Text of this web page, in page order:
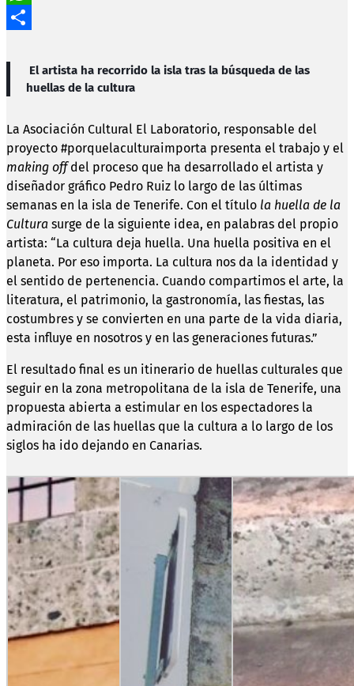
WhatsApp
El artista ha recorrido la isla tras la búsqueda de las
huellas de la cultura
La Asociación Cultural El Laboratorio, responsable del
proyecto #porquelaculturaimporta presenta el trabajo y el
making offdel proceso que ha desarrollado el artista y
diseñador gráfico Pedro Ruiz lo largo de las últimas
semanas en la isla de Tenerife. Con el título la huella de la
Cultura surge de la siguiente idea, en palabras del propio
artista: “La cultura deja huella. Una huella positiva en el
planeta. Por eso importa. La cultura nos da la identidad y
el sentido de pertenencia. Cuando compartimos el arte, la
literatura, el patrimonio, la gastronomía, las fiestas, las
costumbres y se convierten en una parte de la vida diaria,
esta influye en nosotros y en las generaciones futuras.”
El resultado final es un itinerario de huellas culturales que
seguir en la zona metropolitana de la isla de Tenerife, una
propuesta abierta a estimular en los espectadores la
admiración de las huellas que la cultura a lo largo de los
siglos ha ido dejando en Canarias.